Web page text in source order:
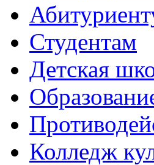
Студентам
Детская
Колледж